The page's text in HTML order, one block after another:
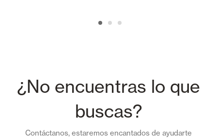
¿No encuentras lo que
buscas?
Contáctanos, estaremos encantados de ayudarte